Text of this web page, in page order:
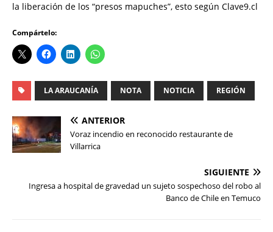
la liberación de los “presos mapuches”, esto según Clave9.cl
Compártelo:
LA ARAUCANÍA NOTA NOTICIA REGIÓN
ANTERIOR
Voraz incendio en reconocido restaurante de
Villarrica
SIGUIENTE
Ingresa a hospital de gravedad un sujeto sospechoso del robo al
Banco de Chile en Temuco